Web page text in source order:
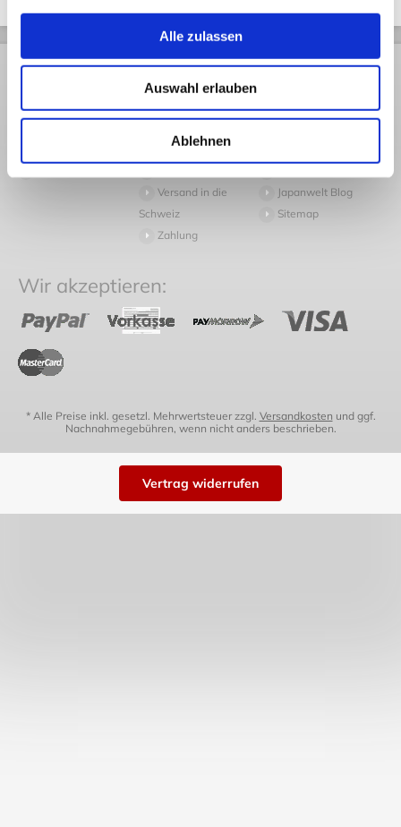
Alle zulassen
Auswahl erlauben
Ablehnen
Rechtliches
AGB
Kundendienst
Rückversand
Häufige Fragen
Versand in die
Schweiz
Zahlung
Informationen
Pressespiegel
Japanwelt Blog
Sitemap
Wir akzeptieren:
* Alle Preise inkl. gesetzl. Mehrwertsteuer zzgl. Versandkosten und ggf.
Nachnahmegebühren, wenn nicht anders beschrieben.
Vertrag widerrufen